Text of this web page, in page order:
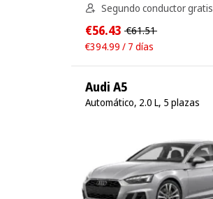
Segundo conductor gratis
€56.43 €61.51
€394.99 / 7 días
Audi A5
Automático, 2.0 L, 5 plazas